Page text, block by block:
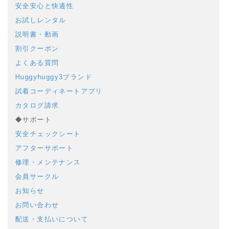
安全安心と快適性
お試しレンタル
説明書・動画
割引クーポン
よくある質問
Huggyhuggy3ブランド
試着コーディネートアプリ
カタログ請求
◆サポート
安全チェックシート
アフターサポート
修理・メンテナンス
会員サークル
お知らせ
お問い合わせ
配送・支払いについて